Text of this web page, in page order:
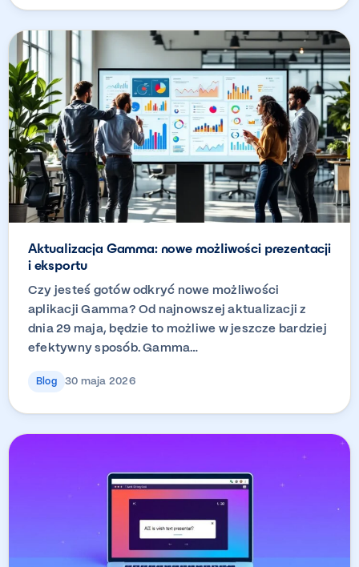
Aktualizacja Gamma: nowe możliwości prezentacji
i eksportu
Czy jesteś gotów odkryć nowe możliwości
aplikacji Gamma? Od najnowszej aktualizacji z
dnia 29 maja, będzie to możliwe w jeszcze bardziej
efektywny sposób. Gamma…
Blog 30 maja 2026